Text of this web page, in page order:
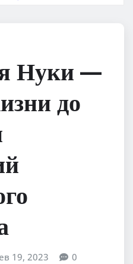
Нуки —
до
19, 2023 0